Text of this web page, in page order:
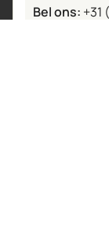
Bel ons: +31